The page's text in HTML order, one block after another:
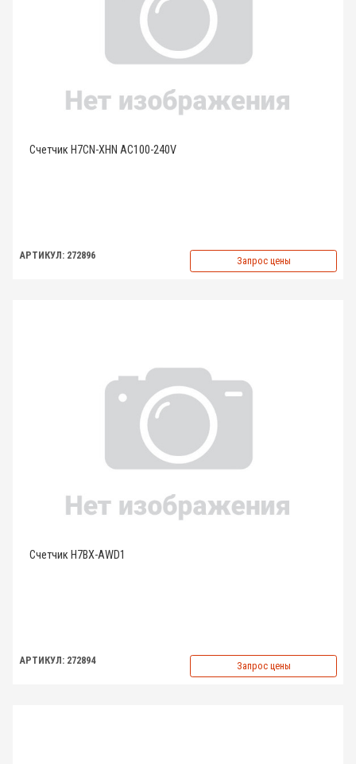
Счетчик H7CN-XHN AC100-240V
АРТИКУЛ: 272896 Запрос цены
Счетчик H7BX-AWD1
АРТИКУЛ: 272894 Запрос цены